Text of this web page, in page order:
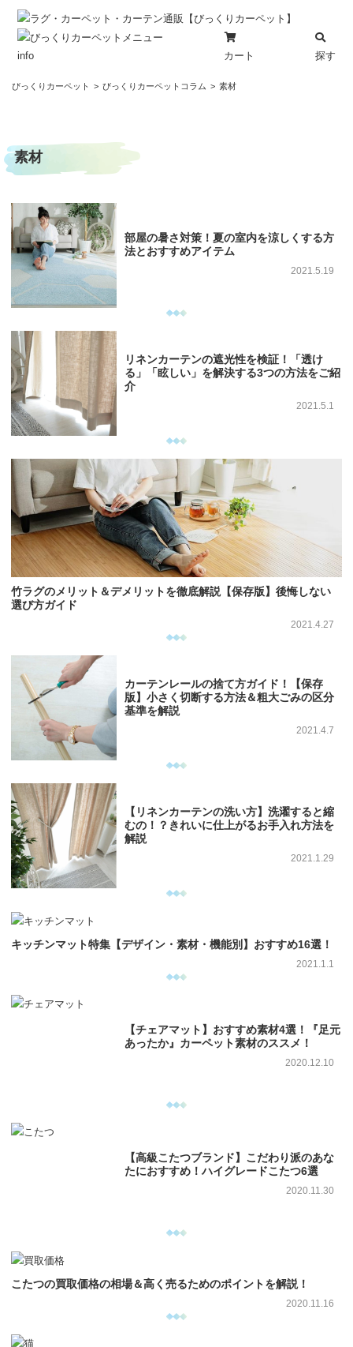
info カート 探す
ツ
へ
びっくりカーペット びっくりカーペットコラム 素材
素材
部屋の暑さ対策！夏の室内を涼しくする方
法とおすすめアイテム
2021.5.19
リネンカーテンの遮光性を検証！「透け
る」「眩しい」を解決する3つの方法をご紹
介
2021.5.1
竹ラグのメリット＆デメリットを徹底解説【保存版】後悔しない
選び方ガイド
2021.4.27
カーテンレールの捨て方ガイド！【保存
版】小さく切断する方法＆粗大ごみの区分
基準を解説
2021.4.7
【リネンカーテンの洗い方】洗濯すると縮
むの！？きれいに仕上がるお手入れ方法を
解説
2021.1.29
キッチンマット特集【デザイン・素材・機能別】おすすめ16選！
2021.1.1
【チェアマット】おすすめ素材4選！『足元
あったか』カーペット素材のススメ！
2020.12.10
【高級こたつブランド】こだわり派のあな
たにおすすめ！ハイグレードこたつ6選
2020.11.30
こたつの買取価格の相場＆高く売るためのポイントを解説！
2020.11.16